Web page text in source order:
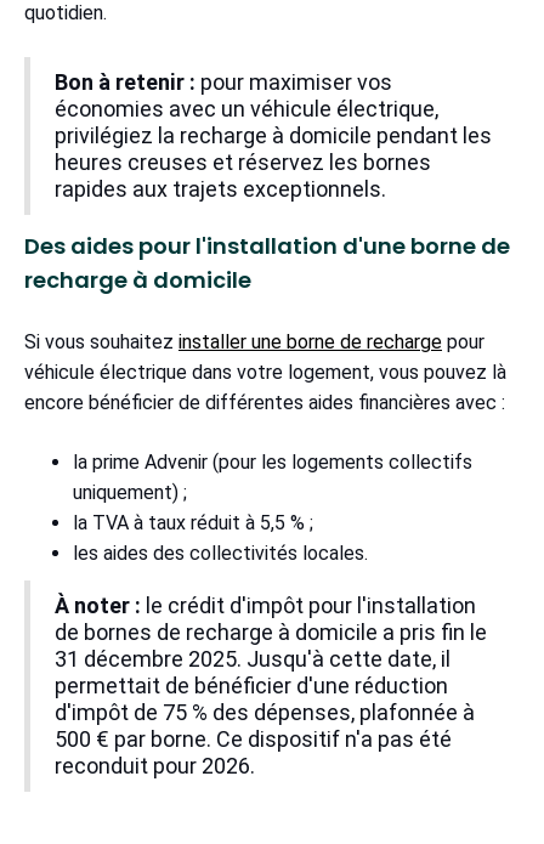
quotidien.
Bon à retenir : pour maximiser vos
économies avec un véhicule électrique,
privilégiez la recharge à domicile pendant les
heures creuses et réservez les bornes
rapides aux trajets exceptionnels.
Des aides pour l'installation d'une borne de
recharge à domicile
Si vous souhaitez installer une borne de recharge pour
véhicule électrique dans votre logement, vous pouvez là
encore bénéficier de différentes aides financières avec :
la prime Advenir (pour les logements collectifs
uniquement) ;
la TVA à taux réduit à 5,5 % ;
les aides des collectivités locales.
À noter : le crédit d'impôt pour l'installation
de bornes de recharge à domicile a pris fin le
31 décembre 2025. Jusqu'à cette date, il
permettait de bénéficier d'une réduction
d'impôt de 75 % des dépenses, plafonnée à
500 € par borne. Ce dispositif n'a pas été
reconduit pour 2026.